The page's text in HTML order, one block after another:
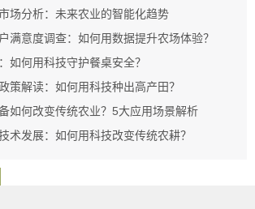
场分析：未来农业的智能化趋势
满意度调查：如何用数据提升农场体验？
如何用科技守护餐桌安全？
策解读：如何用科技种出高产田？
如何改变传统农业？5大应用场景解析
术发展：如何用科技改变传统农耕？